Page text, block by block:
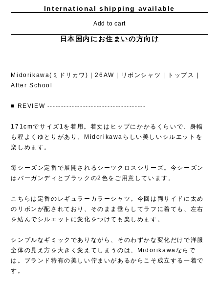
International shipping available
Add to cart
日本国内にお住まいの方向け
Midorikawa(ミドリカワ) | 26AW | リボンシャツ | トップス |
After School
■ REVIEW ------------------------------------
171cmでサイズ1を着用。着丈はヒップにかかるくらいで、身幅
も程よくゆとりがあり、Midorikawaらしい美しいシルエットを
楽しめます。
毎シーズン定番で展開されるシーツクロスシリーズ。今シーズン
はバーガンディとブラックの2色をご用意しています。
こちらは定番のレギュラーカラーシャツ。今回は両サイドに太め
のリボンが配されており、そのまま垂らしてラフに着ても、左右
を結んでシルエットに変化をつけても楽しめます。
シンプルなギミックでありながら、そのわずかな変化だけで洋服
全体の見え方を大きく変えてしまうのは、Midorikawaならで
は。ブランド特有の美しい佇まいがあるからこそ成立する一着で
す。